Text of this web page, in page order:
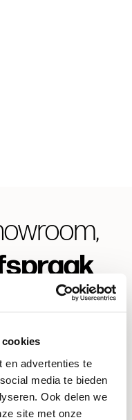
en advertenties te
media te bieden
Ook delen we
site met onze
Zo hebben we
en nog vele